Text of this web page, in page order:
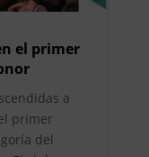
el primer
a
primer
del